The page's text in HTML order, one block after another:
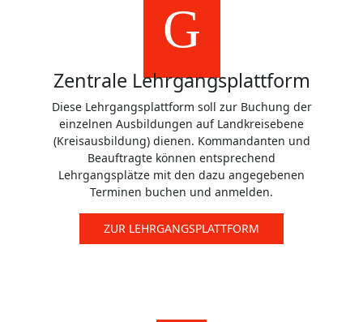
Zentrale Lehrgangsplattform
Diese Lehrgangsplattform soll zur Buchung der
einzelnen Ausbildungen auf Landkreisebene
(Kreisausbildung) dienen. Kommandanten und
Beauftragte können entsprechend
Lehrgangsplätze mit den dazu angegebenen
Terminen buchen und anmelden.
ZUR LEHRGANGSPLATTFORM